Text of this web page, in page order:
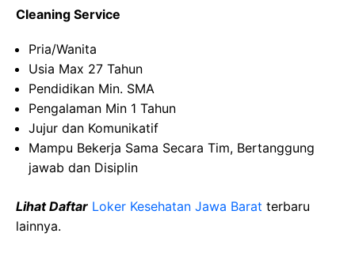
Cleaning Service
Pria/Wanita
Usia Max 27 Tahun
Pendidikan Min. SMA
Pengalaman Min 1 Tahun
Jujur dan Komunikatif
Mampu Bekerja Sama Secara Tim, Bertanggung
jawab dan Disiplin
Lihat Daftar Loker Kesehatan Jawa Barat terbaru
lainnya.